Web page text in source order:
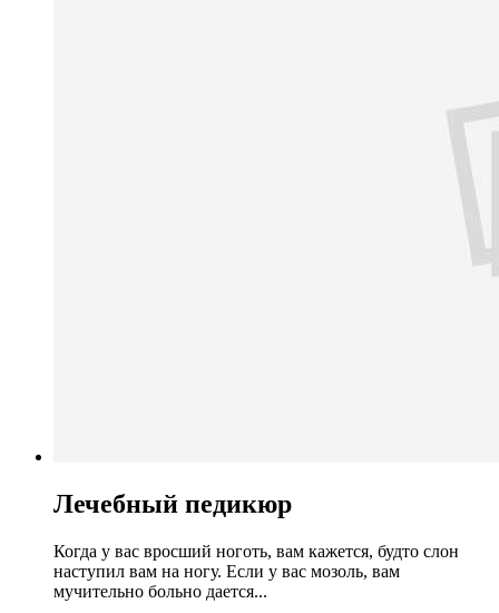
Лечебный педикюр
Когда у вас вросший ноготь, вам кажется, будто слон
наступил вам на ногу. Если у вас мозоль, вам
мучительно больно дается...